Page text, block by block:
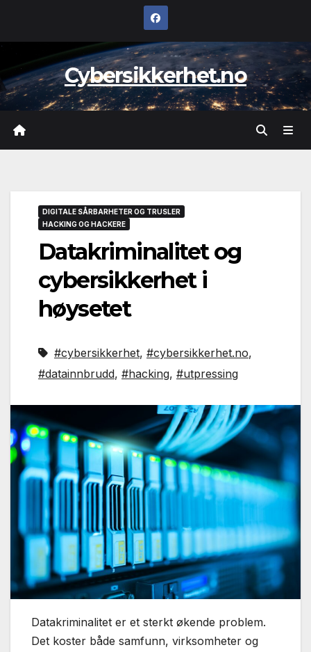
Cybersikkerhet.no
DIGITALE SÅRBARHETER OG TRUSLER
HACKING OG HACKERE
Datakriminalitet og
cybersikkerhet i
høysetet
#cybersikkerhet, #cybersikkerhet.no,
#datainnbrudd, #hacking, #utpressing
Datakriminalitet er et sterkt økende problem.
Det koster både samfunn, virksomheter og